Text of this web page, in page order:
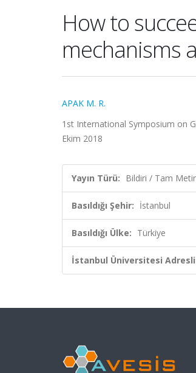
How to
mechanisms
APAK M. R.
1st International Symposium on
Ekim 2018
Yayın Türü: Bildiri / Tam
Basıldığı Şehir: İstanbul
Basıldığı Ülke: Türkiye
İstanbul Üniversitesi